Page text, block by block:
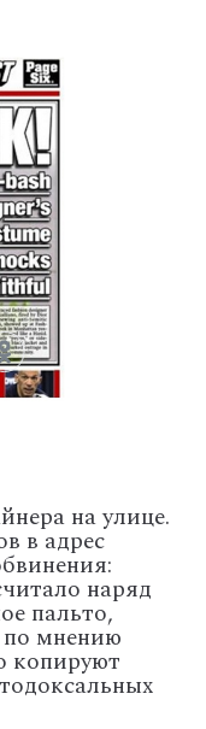
на улице.
в адрес
наряд
пальто,
мнению
копируют